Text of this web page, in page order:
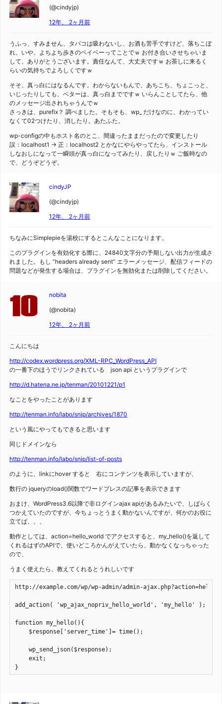
(@cindyjp)
12年、 2ヶ月前
うふっ、すみません、タバコは吸わないし、お酒も苦手ですけど、落ちこぼ
れ、いや、よちよち歩きのベイベーってことでｗ お付き合いさせちゃいま
して、ありがとうございます。責任なんて、大丈夫ですｗ お茶しに来るく
らいの気持ちでよろしくですｗ
そそ、真っ白にはなるんです。わからないもんで、あちこち、ちょこっと、
いじったりしても、ベターは、真っ白までですｗ いらんことしてたら、他
のメッセージ出されちゃうんでｗ
さっきは、purefix？ 調べました。そもそも、wp_ だけなのに、わかってい
なくて02つけたり、消したり。あたふた。
wp-configの中もホスト名のとこ、間違ったままだったので変更したり
誤：localhost1 → 正：localhost2 とかなにやらやってたら、インストール
しなおしになって一瞬頭が真っ白になってみたり、戻したりｗ ご飯時なの
で、どうぞどうぞ。
cindyJP
(@cindyjp)
12年、 2ヶ月前
ちなみにSimplepieを湯校にするとこんなことになります。
このプラグインを有効化する際に、24840文字分の予期しない出力が生成さ
れました。もし “headers already sent” エラーメッセージ、配信フィードの
問題などが発生する場合は、プラグインを無効化または削除してください。
nobita
(@nobita)
12年、 2ヶ月前
こんにちは
http://codex.wordpress.org/XML-RPC_WordPress_API
の一番下のほうでリンクされている json api というプラグインで
http://d.hatena.ne.jp/tenman/20101221/p1
なことをやったことがあります
http://tenman.info/labo/snip/archives/1870
という風にやってもできると思います
同じドメインなら
http://tenman.info/labo/snip/list-of-posts
のように、linkにhover すると 右にコンテンツを表示していますが、
数行の jqueryのload()関数でワードプレスの記事を表示できます
おまけ、WordPress3.6以降で非ログインajax apiがあるみたいで、しばらく
つかえていたのですが、今ちょっとうまく動かないんですが、何かのお役に
立てば、、、
動作としては、action=hello_world でアクセスすると、my_hello()を返して
くれるはずのAPIで、使いどころかんがえていたら、動かなくなっちゃった
ので、
うまく使えたら、教えてくれるとうれしいです
http://example.com/wp/wp-admin/admin-
add_action( 'wp_ajax_nopriv_hello_world', 'my_hello' );
function my_hello(){
    $response['server_time']= time();
    wp_send_json($response);
    exit;
}